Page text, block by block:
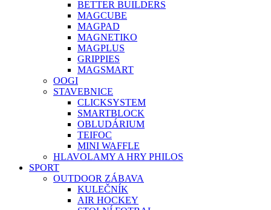
BETTER BUILDERS
MAGCUBE
MAGPAD
MAGNETIKO
MAGPLUS
GRIPPIES
MAGSMART
OOGI
STAVEBNICE
CLICKSYSTEM
SMARTBLOCK
OBLUDÁRIUM
TEIFOC
MINI WAFFLE
HLAVOLAMY A HRY PHILOS
SPORT
OUTDOOR ZÁBAVA
KULEČNÍK
AIR HOCKEY